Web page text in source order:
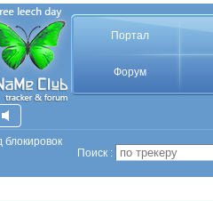
Портал
Форум
блокировок
Поиск :